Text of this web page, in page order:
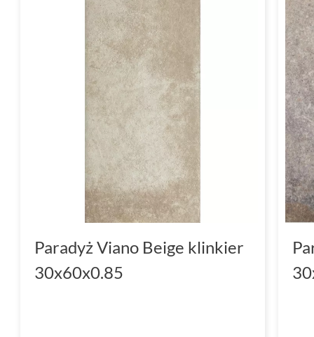
Paradyż Viano Beige klinkier
30x60x0.85